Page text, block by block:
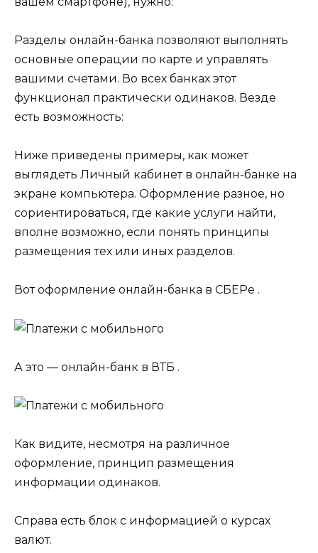
Разделы онлайн-банка позволяют выполнять
основные операции по карте и управлять
вашими счетами. Во всех банках этот
функционал практически одинаков. Везде
есть возможность:
Ниже приведены примеры, как может
выглядеть Личный кабинет в онлайн-банке на
экране компьютера. Оформление разное, но
сориентироваться, где какие услуги найти,
вполне возможно, если понять принципы
размещения тех или иных разделов.
Вот оформление онлайн-банка в СБЕРе .
А это — онлайн-банк в ВТБ .
Как видите, несмотря на различное
оформление, принцип размещения
информации одинаков.
Справа есть блок с информацией о курсах
валют.